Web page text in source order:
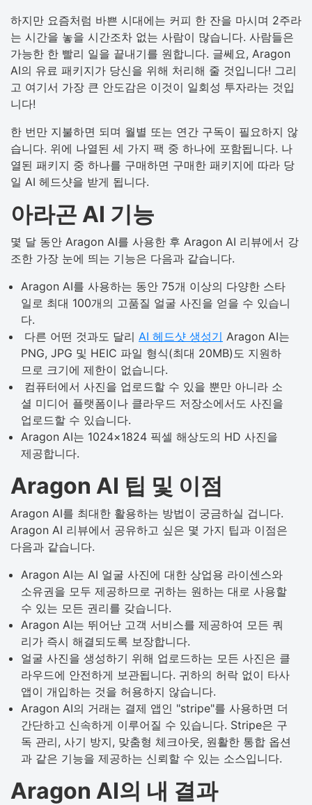
하지만 요즘처럼 바쁜 시대에는 커피 한 잔을 마시며 2주라
는 시간을 놓을 시간조차 없는 사람이 많습니다. 사람들은
가능한 한 빨리 일을 끝내기를 원합니다. 글쎄요, Aragon
AI의 유료 패키지가 당신을 위해 처리해 줄 것입니다! 그리
고 여기서 가장 큰 안도감은 이것이 일회성 투자라는 것입
니다!
한 번만 지불하면 되며 월별 또는 연간 구독이 필요하지 않
습니다. 위에 나열된 세 가지 팩 중 하나에 포함됩니다. 나
열된 패키지 중 하나를 구매하면 구매한 패키지에 따라 당
일 AI 헤드샷을 받게 됩니다.
아라곤 AI 기능
몇 달 동안 Aragon AI를 사용한 후 Aragon AI 리뷰에서 강
조한 가장 눈에 띄는 기능은 다음과 같습니다.
Aragon AI를 사용하는 동안 75개 이상의 다양한 스타
일로 최대 100개의 고품질 얼굴 사진을 얻을 수 있습니
다.
다른 어떤 것과도 달리 AI 헤드샷 생성기 Aragon AI는
PNG, JPG 및 HEIC 파일 형식(최대 20MB)도 지원하
므로 크기에 제한이 없습니다.
컴퓨터에서 사진을 업로드할 수 있을 뿐만 아니라 소
셜 미디어 플랫폼이나 클라우드 저장소에서도 사진을
업로드할 수 있습니다.
Aragon AI는 1024×1824 픽셀 해상도의 HD 사진을
제공합니다.
Aragon AI 팁 및 이점
Aragon AI를 최대한 활용하는 방법이 궁금하실 겁니다.
Aragon AI 리뷰에서 공유하고 싶은 몇 가지 팁과 이점은
다음과 같습니다.
Aragon AI는 AI 얼굴 사진에 대한 상업용 라이센스와
소유권을 모두 제공하므로 귀하는 원하는 대로 사용할
수 있는 모든 권리를 갖습니다.
Aragon AI는 뛰어난 고객 서비스를 제공하여 모든 쿼
리가 즉시 해결되도록 보장합니다.
얼굴 사진을 생성하기 위해 업로드하는 모든 사진은 클
라우드에 안전하게 보관됩니다. 귀하의 허락 없이 타사
앱이 개입하는 것을 허용하지 않습니다.
Aragon AI의 거래는 결제 앱인 "stripe"를 사용하면 더
간단하고 신속하게 이루어질 수 있습니다. Stripe은 구
독 관리, 사기 방지, 맞춤형 체크아웃, 원활한 통합 옵션
과 같은 기능을 제공하는 신뢰할 수 있는 소스입니다.
Aragon AI의 내 결과